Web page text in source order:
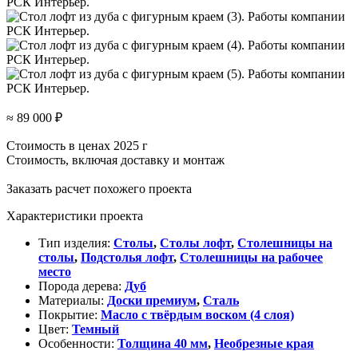
≈ 89 000 ₽
Стоимость в ценах 2025 г
Стоимость, включая доставку и монтаж
Заказать расчет похожего проекта
Характеристики проекта
Тип изделия: Столы, Столы лофт, Столешницы на
столы, Подстолья лофт, Столешницы на рабочее
место
Порода дерева: Дуб
Материалы: Доски премиум, Сталь
Покрытие: Масло с твёрдым воском (4 слоя)
Цвет: Темный
Особенности: Толщина 40 мм, Необрезные края